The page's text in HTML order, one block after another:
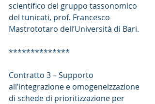
scientifico del gruppo tassonomico
del tunicati, prof. Francesco
Mastrototaro dell’Università di Bari.
**************
Contratto 3 – Supporto
all’integrazione e omogeneizzazione
di schede di prioritizzazione per